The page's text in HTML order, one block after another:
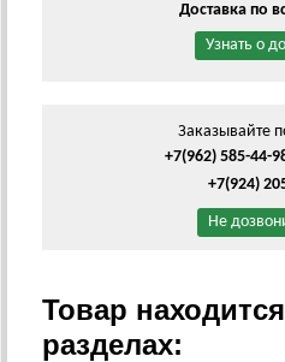
Доставка по
Узнать о
Заказывайте
+7(962) 585-44-
+7(924)
Не
Товар
разделах: